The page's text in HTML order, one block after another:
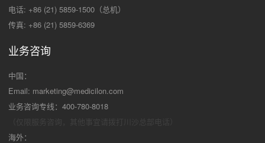
电话: +86 (21) 5859-1500（总机）
传真: +86 (21) 5859-6369
业务咨询
中国：
Email: marketing@medicilon.com
业务咨询专线：400-780-8018
海外：